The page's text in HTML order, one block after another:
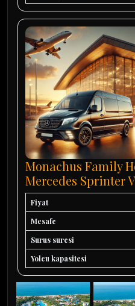
Monachus Family
Mercedes Sprinter
Fiyat
Mesafe
Surus suresi
Yolcu kapasitesi